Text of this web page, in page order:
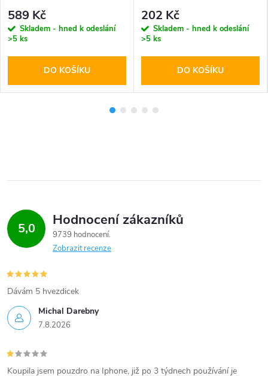
589 Kč
Skladem - hned k odeslání
>5 ks
DO KOŠÍKU
202 Kč
Skladem - hned k odeslání
>5 ks
DO KOŠÍKU
5,0 Hodnocení zákazníků
9739 hodnocení
Zobrazit recenze
Michal Darebny
7.8.2026
Dávám 5 hvezdicek
Koupila jsem pouzdro na Iphone, již po 3 týdnech používání je